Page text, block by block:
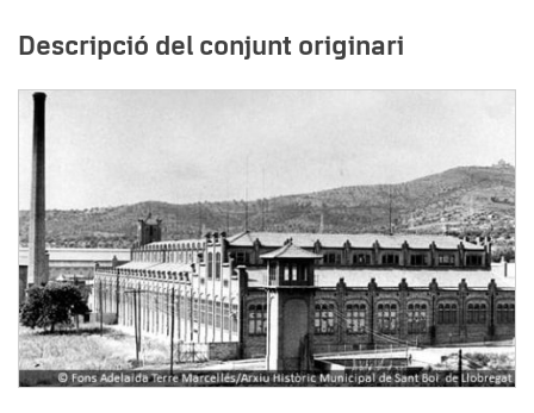
Descripció del conjunt originari